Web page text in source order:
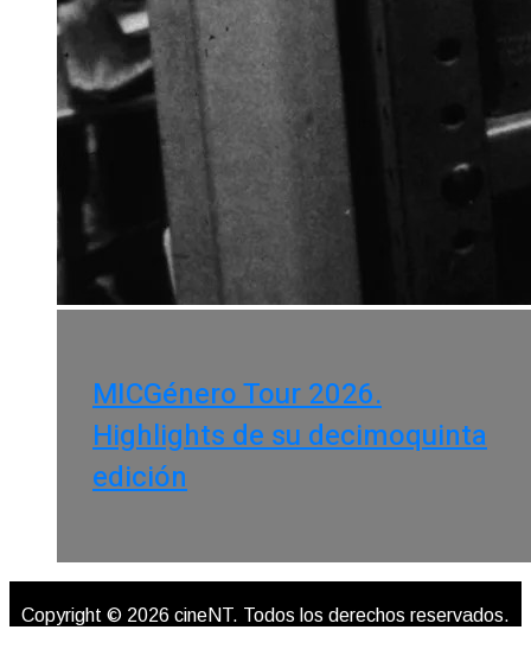
MICGénero Tour 2026.
Highlights de su decimoquinta
edición
Copyright © 2026 cineNT. Todos los derechos reservados.